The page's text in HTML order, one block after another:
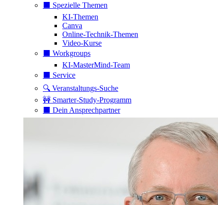
⬛️ Spezielle Themen
KI-Themen
Canva
Online-Technik-Themen
Video-Kurse
⬛️ Workgroups
KI-MasterMind-Team
⬛️ Service
🔍 Veranstaltungs-Suche
🚧 Smarter-Study-Programm
⬛️ Dein Ansprechpartner